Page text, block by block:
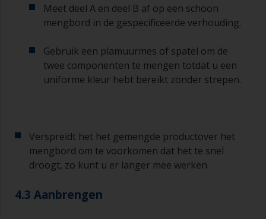
hoeveelheden verf en verhardingsmiddel voor de
kleinere klussen.
Als u primers aanbrengt met antifouling
(aangroeiwerende verf), moet u ervoor zorgen
dat de tijd tussen het einde van het aanbrengen
van de epoxy primer en de eerste laag
deze intervaltijd mist, moet u de primer schuren
of een nieuwe laag aanbrengen en ervoor
zorgen dat u de overschildertijd niet opnieuw
overschrijdt.
Als er bij een van de lagen die u aanbrengt
Meet deel A en deel B af op een schoon
mengbord in de gespecificeerde verhouding.
Gebruik een plamuurmes of spatel om de
twee componenten te mengen totdat u een
uniforme kleur hebt bereikt zonder strepen.
Verspreidt het het gemengde productover het
mengbord om te voorkomen dat het te snel
droogt, zo kunt u er langer mee werken.
4.3 Aanbrengen